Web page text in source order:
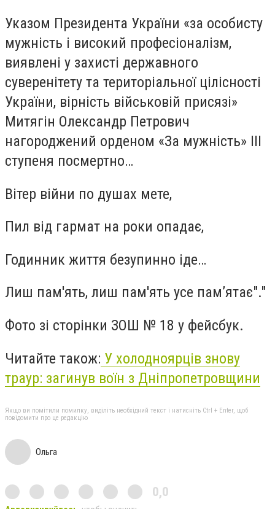
Указом Президента України «за особисту
мужність і високий професіоналізм,
виявлені у захисті державного
суверенітету та територіальної цілісності
України, вірність військовій присязі»
Митягін Олександр Петрович
нагороджений орденом «За мужність» ІІІ
ступеня посмертно…
Вітер війни по душах мете,
Пил від гармат на роки опадає,
Годинник життя безупинно іде…
Лиш пам'ять, лиш пам'ять усе пам’ятає"."
Фото зі сторінки ЗОШ № 18 у фейсбук.
Читайте також: У холодноярців знову
траур: загинув воїн з Дніпропетровщини
Якщо ви помітили помилку, виділіть необхідний текст і натисніть Ctrl + Enter, щоб
повідомити про це редакцію
Ольга
0,0